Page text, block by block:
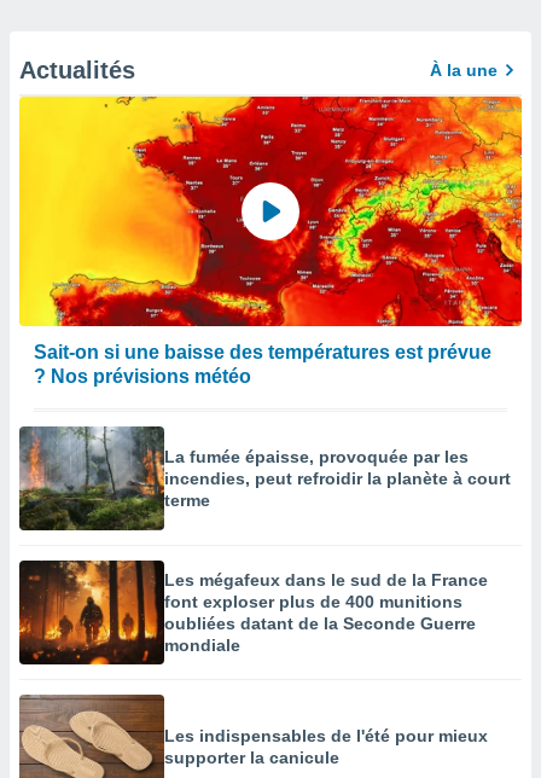
Actualités À la une
Sait-on si une baisse des températures est prévue
? Nos prévisions météo
La fumée épaisse, provoquée par les
incendies, peut refroidir la planète à court
terme
Les mégafeux dans le sud de la France
font exploser plus de 400 munitions
oubliées datant de la Seconde Guerre
mondiale
Les indispensables de l'été pour mieux
supporter la canicule